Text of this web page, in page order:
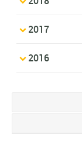
2017
2016